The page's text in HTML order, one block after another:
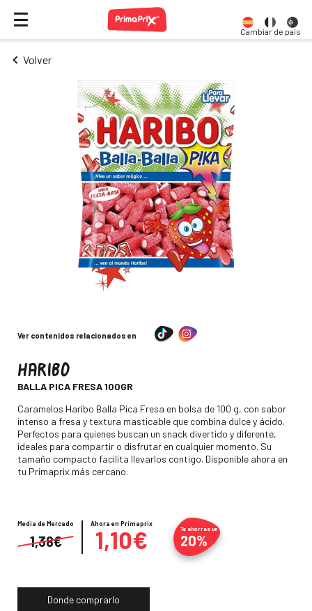
Cambiar de país
Volver
Ver contenidos relacionados en
HARIBO
BALLA PICA FRESA 100GR
Descripción
Caramelos Haribo Balla Pica Fresa en bolsa de 100 g, con sabor
intenso a fresa y textura masticable que combina dulce y ácido.
Perfectos para quienes buscan un snack divertido y diferente,
ideales para compartir o disfrutar en cualquier momento. Su
tamaño compacto facilita llevarlos contigo. Disponible ahora en
tu Primaprix más cercano.
Precio
Media de Mercado
1,38€
Ahora en Primaprix
1,10€ Te ahorras un
20%
Donde comprarlo